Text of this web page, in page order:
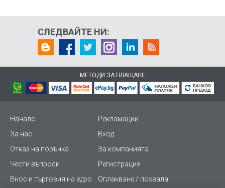
СЛЕДВАЙТЕ НИ:
МЕТОДИ ЗА ПЛАЩАНЕ
Начало
Рекламации
За нас
Вход
Отказ на поръчка
За компанията
Чести въпроси
Регистрация
Внос и търговия на едро
Оплакване / похвала